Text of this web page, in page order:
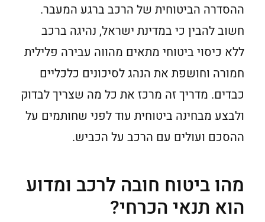
ההסדרה הביטוחית של הרכב ברגע המעבר.
חשוב להבין כי במדינת ישראל, נהיגה ברכב
ללא כיסוי ביטוחי מתאים מהווה עבירה פלילית
חמורה וחושפת את הנהג לסיכונים כלכליים
כבדים. מדריך זה מרכז את כל מה שצריך לבדוק
ולבצע מבחינה ביטוחית עוד לפני שחותמים על
ההסכם ועולים עם הרכב על הכביש.
מהו ביטוח חובה לרכב ומדוע
הוא תנאי הכרחי?